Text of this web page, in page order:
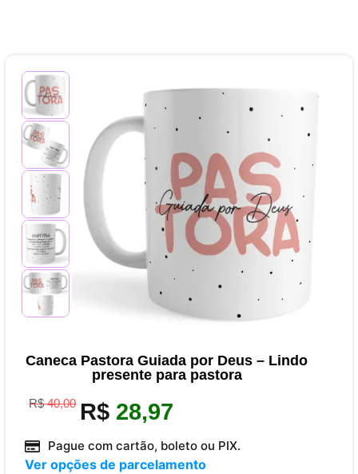
Caneca Pastora Guiada por Deus – Lindo
presente para pastora
R$40,00 R$ 28,97
Pague com cartão, boleto ou PIX.
Ver opções de parcelamento